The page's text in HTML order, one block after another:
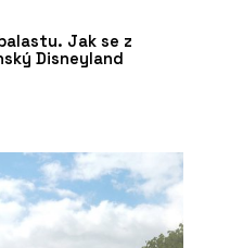
Jak se z
Disneyland